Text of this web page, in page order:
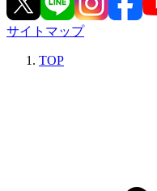
サイトマップ
TOP